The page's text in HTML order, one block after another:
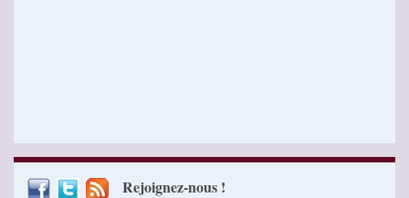
Rejoignez-nous !